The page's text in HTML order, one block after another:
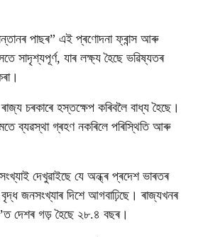
পাছৰ” এই প্ৰণোদনা ফ্ৰান্স আৰু
সাদৃশ্যপূর্ণ, যাৰ লক্ষ্য হৈছে ভৱিষ্যতৰ
চৰকাৰে হস্তক্ষেপ কৰিবলৈ বাধ্য হৈছে।
ব্যৱস্থা গ্ৰহণ নকৰিলে পৰিস্থিতি আৰু
দেখুৱাইছে যে অন্ধ্ৰ প্ৰদেশ ভাৰতৰ
জনসংখ্যাৰ দিশে আগবাঢ়িছে। ৰাজ্যখনৰ
দেশৰ গড় হৈছে ২৮.৪ বছৰ।